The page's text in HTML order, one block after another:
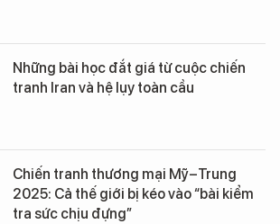
Những bài học đắt giá từ cuộc chiến
tranh Iran và hệ lụy toàn cầu
Chiến tranh thương mại Mỹ–Trung
2025: Cả thế giới bị kéo vào “bài kiểm
tra sức chịu đựng”